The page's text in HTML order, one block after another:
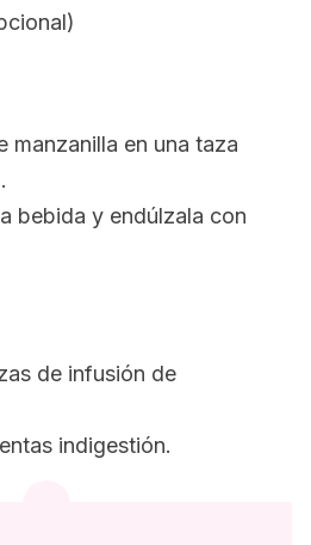
manzanilla en una taza
bebida y endúlzala con
de infusión de
indigestión.